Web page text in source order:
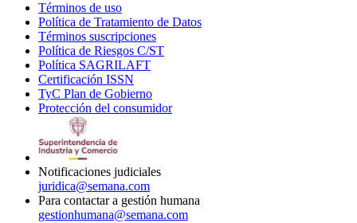
Términos de uso
in
new
window
Política de Tratamiento de Datos
Términos suscripciones
in
Política de Riesgos C/ST
Política SAGRILAFT
new
window
Certificación ISSN
in
new
TyC Plan de Gobierno
in
Protección del consumidorOpens
Notificaciones judiciales
juridica@semana.com
Para contactar a gestión humana
gestionhumana@semana.com